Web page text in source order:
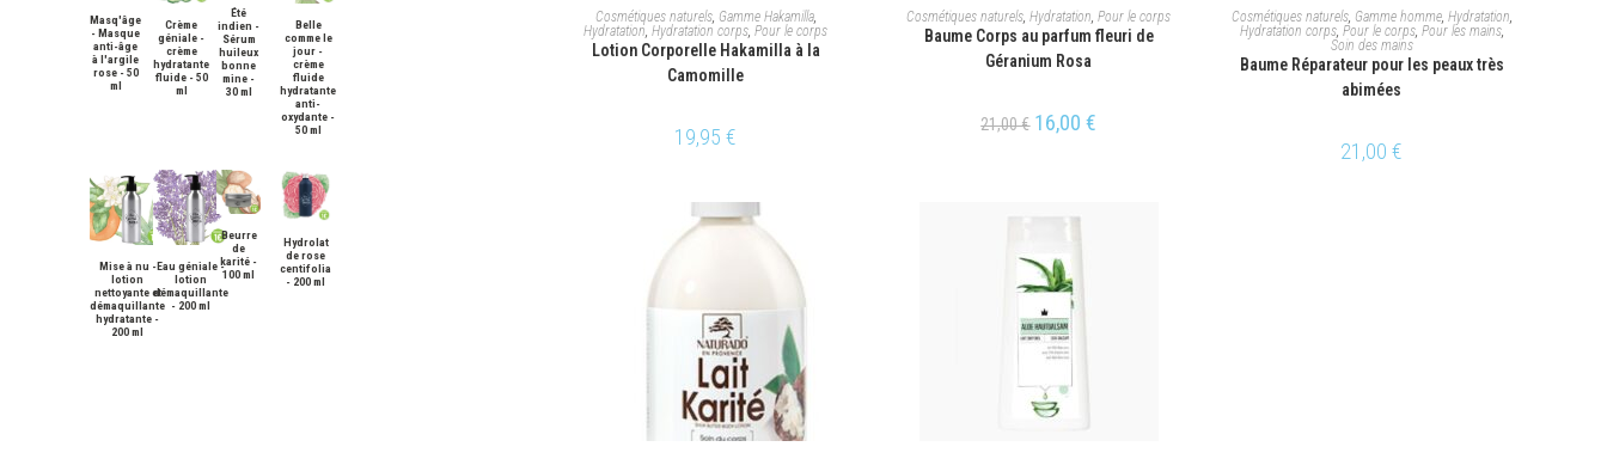
Masq'âge
- Masque
anti-âge
à l'argile
rose - 50
ml
Crème
géniale -
crème
hydratante
fluide - 50
ml
Été
indien -
Sérum
huileux
bonne
mine -
30 ml
Belle
comme le
jour -
crème
fluide
hydratante
anti-
oxydante -
50 ml
Mise à nu -
lotion
nettoyante et
démaquillante
hydratante -
200 ml
Eau géniale -
lotion
démaquillante
- 200 ml
Beurre
de
karité -
100 ml
Hydrolat
de rose
centifolia
- 200 ml
AJOUTER AU PANIER
Cosmétiques naturels, Gamme Hakamilla,
Hydratation,Hydratation corps,Pour le corps
Lotion Corporelle Hakamilla à la
Camomille
19,95€
AJOUTER AU PANIER
Cosmétiques naturels,Hydratation,Pour le corps
Baume Corps au parfum fleuri de
Géranium Rosa
21,00€ 16,00€
AJOUTER AU PANIER
Cosmétiques naturels, Gamme homme, Hydratation,
Hydratation corps, Pour le corps, Pour les mains,
Soin des mains
Baume Réparateur pour les peaux très
abimées
21,00€